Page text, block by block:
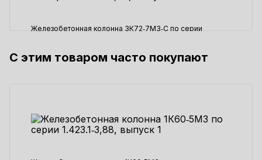
Железобетонная колонна 3К72‑7М3‑С по серии
61410 ₽
С этим товаром часто покупают